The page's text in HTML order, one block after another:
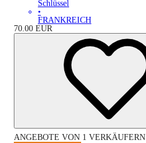
Schlüssel
•
FRANKREICH
70.00 EUR
ANGEBOTE VON 1 VERKÄUFERN